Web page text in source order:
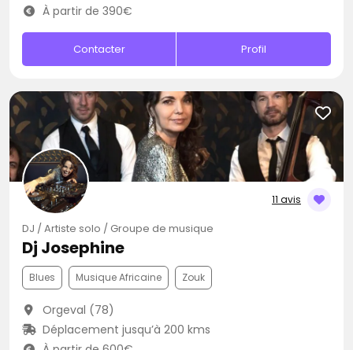
À partir de 390€
Contacter Profil
11 avis
DJ / Artiste solo / Groupe de musique
Dj Josephine
Blues Musique Africaine Zouk
Orgeval (78)
Déplacement jusqu’à 200 kms